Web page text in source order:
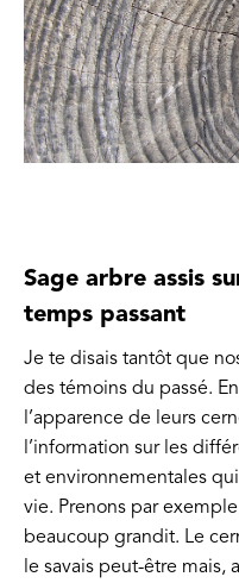
Sage arbre assis
temps passant
Je te disais tantôt que
des témoins du passé.
l’apparence de leurs
l’information sur les
et environnementales
vie. Prenons par
beaucoup grandit. Le
le savais peut-être mais,